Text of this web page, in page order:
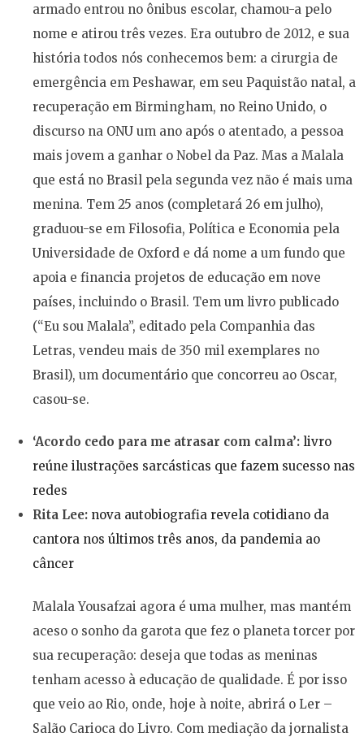
armado entrou no ônibus escolar, chamou-a pelo
nome e atirou três vezes. Era outubro de 2012, e sua
história todos nós conhecemos bem: a cirurgia de
emergência em Peshawar, em seu Paquistão natal, a
recuperação em Birmingham, no Reino Unido, o
discurso na ONU um ano após o atentado, a pessoa
mais jovem a ganhar o Nobel da Paz. Mas a Malala
que está no Brasil pela segunda vez não é mais uma
menina. Tem 25 anos (completará 26 em julho),
graduou-se em Filosofia, Política e Economia pela
Universidade de Oxford e dá nome a um fundo que
apoia e financia projetos de educação em nove
países, incluindo o Brasil. Tem um livro publicado
(“Eu sou Malala”, editado pela Companhia das
Letras, vendeu mais de 350 mil exemplares no
Brasil), um documentário que concorreu ao Oscar,
casou-se.
‘Acordo cedo para me atrasar com calma’: livro
reúne ilustrações sarcásticas que fazem sucesso nas
redes
Rita Lee: nova autobiografia revela cotidiano da
cantora nos últimos três anos, da pandemia ao
câncer
Malala Yousafzai agora é uma mulher, mas mantém
aceso o sonho da garota que fez o planeta torcer por
sua recuperação: deseja que todas as meninas
tenham acesso à educação de qualidade. É por isso
que veio ao Rio, onde, hoje à noite, abrirá o Ler –
Salão Carioca do Livro. Com mediação da jornalista